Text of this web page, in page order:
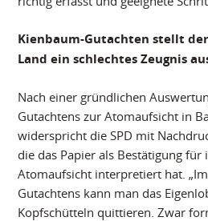
Kienbaum-Gutachten stellt
Land ein schlechtes Zeugnis
Nach einer gründlichen
Gutachtens zur Atomaufsicht in
widerspricht die SPD mit
die das Papier als Bestätigung für
Atomaufsicht interpretiert hat.
Gutachtens kann man das
Kopfschütteln quittieren. Zwar